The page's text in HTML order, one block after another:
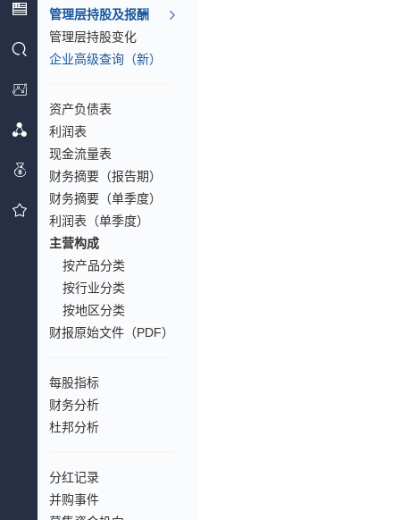
管理层持股及报酬
管理层持股变化
企业高级查询（新）
资产负债表
利润表
现金流量表
财务摘要（报告期）
财务摘要（单季度）
利润表（单季度）
主营构成
按产品分类
按行业分类
按地区分类
财报原始文件（PDF）
每股指标
财务分析
杜邦分析
分红记录
并购事件